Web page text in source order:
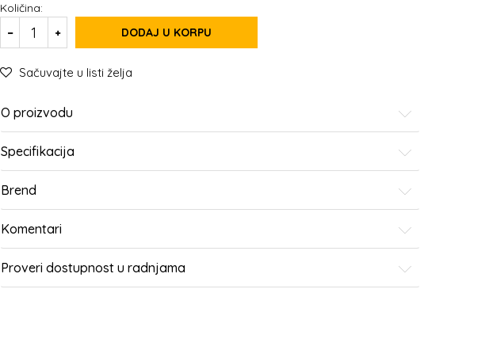
Količina:
DODAJ U KORPU
Sačuvajte u listi želja
O proizvodu
Specifikacija
Brend
Komentari
Proveri dostupnost u radnjama